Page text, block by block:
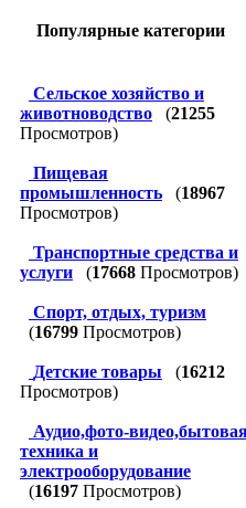
Популярные категории
Сельское хозяйство и
животноводство
(21255
Просмотров)
Пищевая
промышленность
(18967
Просмотров)
Транспортные средства и
услуги
(17668 Просмотров)
Спорт, отдых, туризм
(16799 Просмотров)
Детские товары (16212
Просмотров)
Аудио,фото-
техника и
электрооборудование
(16197 Просмотров)